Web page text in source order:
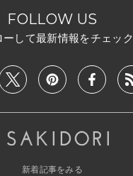
FOLLOW US
ーして最新情報をチェック
新着記事をみる